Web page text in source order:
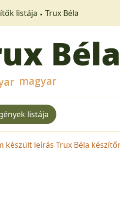
listája Trux Béla
Béla
magyar
listája
készült leírás Trux Béla